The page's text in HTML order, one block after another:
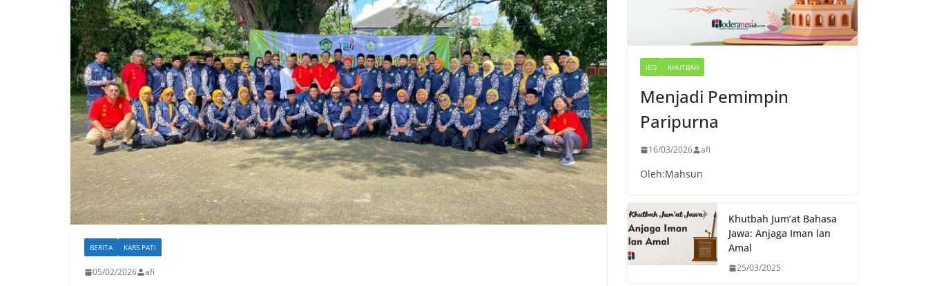
BERITA KARS PATI
05/02/2026 afi
IED KHUTBAH
Menjadi Pemimpin
Paripurna
16/03/2026 afi
Oleh:Mahsun
Khutbah Jum’at Bahasa
Jawa: Anjaga Iman lan
Amal
25/03/2025